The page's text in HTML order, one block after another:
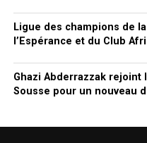
Ligue des champions de
l’Espérance et du Club
Ghazi Abderrazzak rejoint
Sousse pour un nouveau